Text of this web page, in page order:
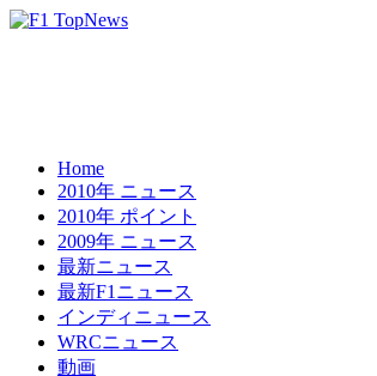
Home
2010年 ニュース
2010年 ポイント
2009年 ニュース
最新ニュース
最新F1ニュース
インディニュース
WRCニュース
動画